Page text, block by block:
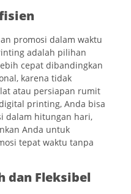
promosi dalam waktu
adalah pilihan
cepat dibandingkan
karena tidak
atau persiapan rumit
printing, Anda bisa
dalam hitungan hari,
Anda untuk
tepat waktu tanpa
dan Fleksibel